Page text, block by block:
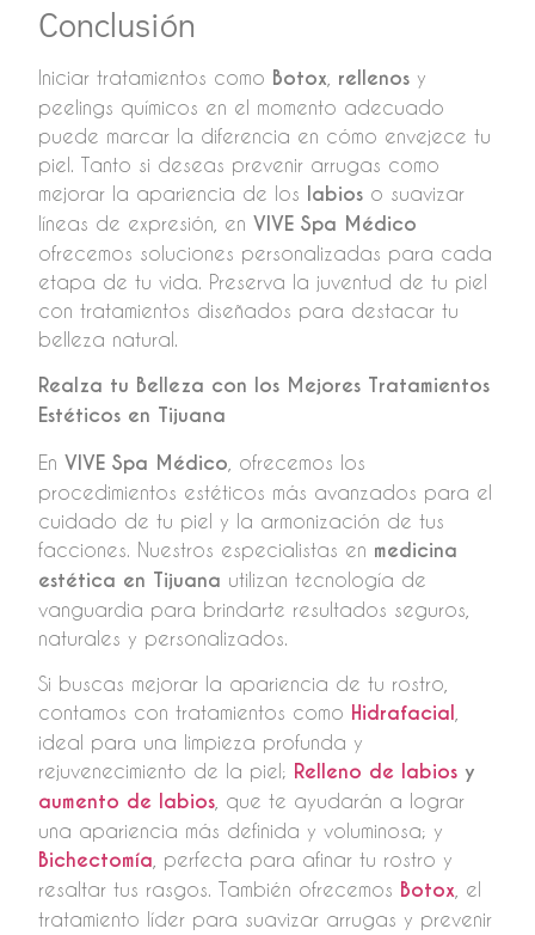
Conclusión
Iniciar tratamientos como Botox rellenos y
peelings químicos en el momento adecuado
puede marcar la diferencia en cómo envejece tu
piel. Tanto si deseas prevenir arrugas como
mejorar la apariencia de los
labios o suavizar
líneas de expresión, en VIVE Spa Médico
ofrecemos soluciones personalizadas para cada
etapa de tu vida. Preserva la juventud de tu piel
con tratamientos diseñados para destacar tu
belleza natural.
Realza tu Belleza con los Mejores Tratamientos
Estéticos en Tijuana
En VIVE Spa Médico , ofrecemos los
procedimientos estéticos más avanzados para el
cuidado de tu piel y la armonización de tus
facciones. Nuestros especialistas en medicina
estética en Tijuana utilizan tecnología de
vanguardia para brindarte resultados seguros,
naturales y personalizados.
Si buscas mejorar la apariencia de tu rostro,
contamos con tratamientos como Hidrafacial
ideal para una limpieza profunda y
rejuvenecimiento de la piel; Relleno de labios y
aumento de labios , que te ayudarán a lograr
una apariencia más definida y voluminosa; y
Bichectomía , perfecta para afinar tu rostro y
resaltar tus rasgos. También ofrecemos Botox , el
tratamiento líder para suavizar arrugas y prevenir